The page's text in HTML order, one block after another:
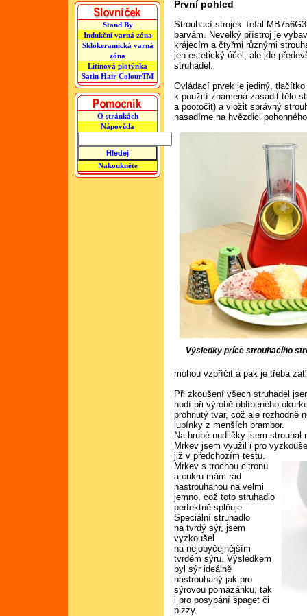
Stand By
Indukční varná zóna
Sklokeramická varná
zóna
Litinová plotýnka
Satin Hair ColourTM
O stránkách
Nápověda
Nakoukněte
První pohled
Strouhací strojek Tefal
barvám. Nevelký přístroj je
krájecím a čtyřmi různými
jen estetický účel, ale jde
struhadel.
Ovládací prvek je jediný,
k použití znamená zasadit tělo
a pootočit) a vložit správný
nasadíme na hvězdici
Výsledky príce strouhacího
mohou vzpříčit a pak je třeba
Při zkoušení všech struhadel
hodí při výrobě oblíbeného
prohnutý tvar, což ale rozhodně
lupínky z menších brambor.
Na hrubé nudličky jsem
Mrkev jsem využil i pro
již v předchozím testu.
Mrkev s trochou citronu
a cukru mám rád
nastrouhanou na velmi
jemno, což toto struhadlo
perfektně splňuje.
Speciální struhadlo
na tvrdý sýr, jsem
vyzkoušel
na nejobyčejnějším
tvrdém sýru. Výsledkem
byl sýr ideálně
nastrouhaný jak pro
sýrovou pomazánku, tak
i pro posypání špaget či
pizzy.